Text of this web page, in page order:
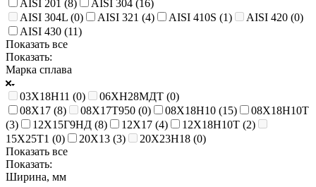
AISI 201 (8) AISI 304 (16)
AISI 304L (0) AISI 321 (4) AISI 410S (1) AISI 420 (0)
AISI 430 (11)
Показать все
Показать:
Марка сплава
03Х18Н11 (0) 06ХН28МДТ (0)
08Х17 (8) 08Х17Т950 (0) 08Х18Н10 (15)
08Х18Н10Т
(3) 12Х15Г9НД (8) 12Х17 (4) 12Х18Н10Т (2)
15Х25Т1 (0) 20Х13 (3) 20Х23Н18 (0)
Показать все
Показать:
Ширина, мм